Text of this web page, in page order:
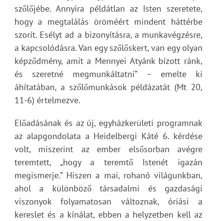
szőlőjébe. Annyira példátlan az Isten szeretete,
hogy a megtalálás öröméért mindent háttérbe
szorít. Esélyt ad a bizonyításra, a munkavégzésre,
a kapcsolódásra. Van egy szőlőskert, van egy olyan
képződmény, amit a Mennyei Atyánk bízott ránk,
és szeretné megmunkáltatni” – emelte ki
áhítatában, a szőlőmunkások példázatát (Mt 20,
11-6) értelmezve.
Előadásának és az új, egyházkerületi programnak
az alapgondolata a Heidelbergi Káté 6. kérdése
volt, miszerint az ember elsősorban avégre
teremtett, „hogy a teremtő Istenét igazán
megismerje.” Hiszen a mai, rohanó világunkban,
ahol a különböző társadalmi és gazdasági
viszonyok folyamatosan változnak, óriási a
kereslet és a kínálat, ebben a helyzetben kell az